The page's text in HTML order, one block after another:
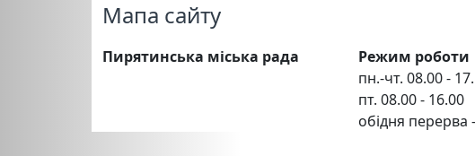
Мапа сайту
Пирятинська міська рада
Режим роботи
пн.-чт. 08.00 -
пт. 08.00 - 16.00
обідня перерва